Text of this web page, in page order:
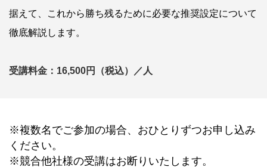
据えて、これから勝ち残るために必要な推奨設定について
徹底解説します。
受講料金：16,500円（税込）／人
※複数名でご参加の場合、おひとりずつお申し込み
ください。
※競合他社様の受講はお断りいたします。